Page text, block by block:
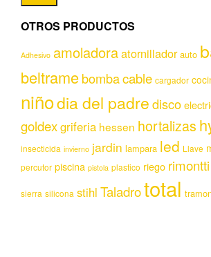
OTROS PRODUCTOS
Adhesivo amoladoraatornillador auto
beltramebombacable cargador
niñodia del padredisco
goldexgriferia hessen hortalizas
insecticida invierno jardin lampara led Llave
percutor piscina pistola plastico riego rimontti
sierra silicona stihl Taladrototal